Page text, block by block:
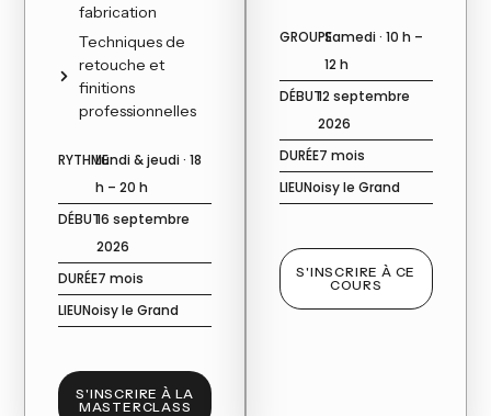
fabrication
Techniques de
retouche et
finitions
professionnelles
RYTHMELundi & jeudi · 18
h – 20 h
DÉBUT16 septembre
2026
DURÉE7 mois
LIEUNoisy le Grand
S'INSCRIRE À LA
MASTERCLASS
GROUPESamedi · 10 h –
12 h
DÉBUT12 septembre
2026
DURÉE7 mois
LIEUNoisy le Grand
S'INSCRIRE À CE
COURS